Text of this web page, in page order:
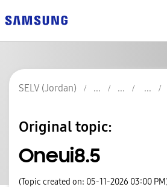
SELV (Jordan)
Original topic:
Oneui8.5
(Topic created on: 05-11-2026 03:00